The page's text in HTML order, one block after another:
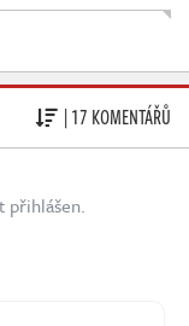
| 17 KOMENTÁŘŮ
přihlášen.